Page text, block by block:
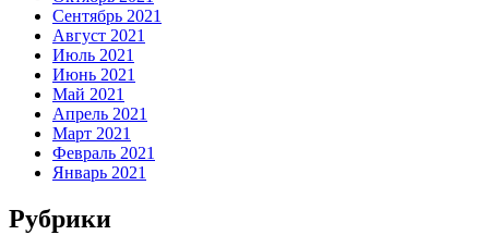
Сентябрь 2021
Август 2021
Июль 2021
Июнь 2021
Май 2021
Апрель 2021
Март 2021
Февраль 2021
Январь 2021
Рубрики